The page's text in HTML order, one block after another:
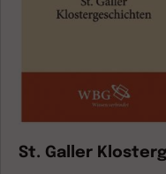
St. Galler